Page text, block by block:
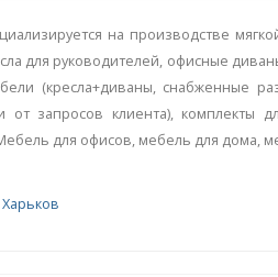
на производстве
для руководителей, офисные
(кресла+диваны, снабженные
запросов клиента), комплекты
для офисов, мебель для дома,
Харьков